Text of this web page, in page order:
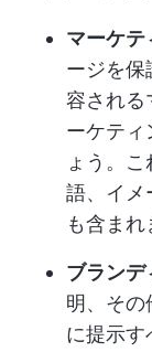
マーケテ
ージを保
容される
ーケティ
ょう。
語、イメ
も含まれ
ブランデ
明、その
に提示す